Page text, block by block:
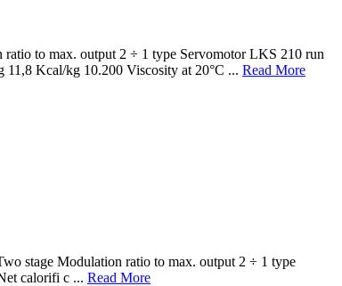
to max. output 2 ÷ 1 type Servomotor LKS 210 run
Kcal/kg 10.200 Viscosity at 20°C ... Read More
stage Modulation ratio to max. output 2 ÷ 1 type
calorifi c ... Read More